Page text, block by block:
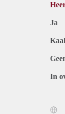
Ja
Kaal
In